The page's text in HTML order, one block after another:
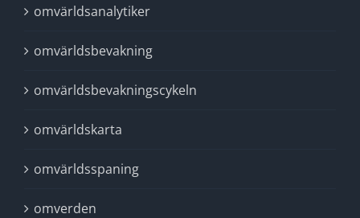
omvärldsanalytiker
omvärldsbevakning
omvärldsbevakningscykeln
omvärldskarta
omvärldsspaning
omverden